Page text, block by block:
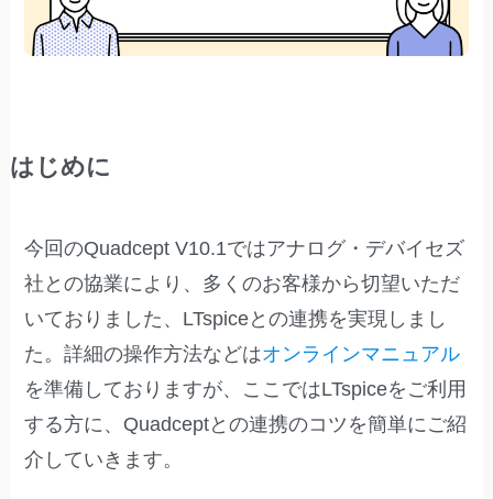
はじめに
今回のQuadcept V10.1ではアナログ・デバイセズ
社との協業により、多くのお客様から切望いただ
いておりました、LTspiceとの連携を実現しまし
た。詳細の操作方法などはオンラインマニュアル
を準備しておりますが、ここではLTspiceをご利用
する方に、Quadceptとの連携のコツを簡単にご紹
介していきます。